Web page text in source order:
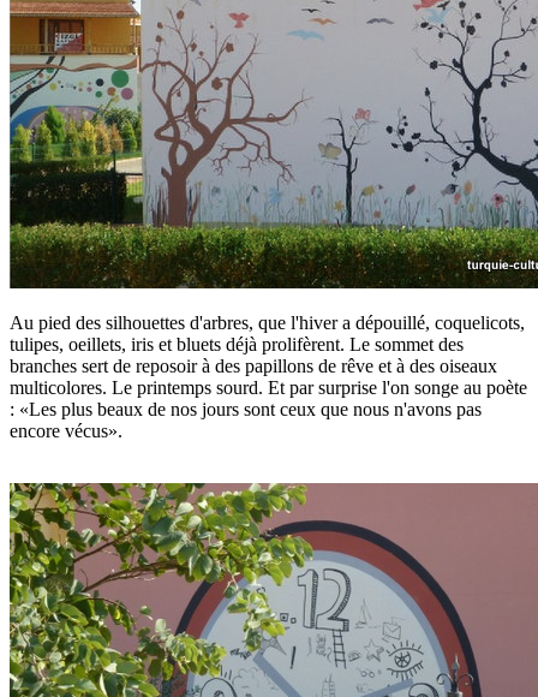
Au pied des silhouettes d'arbres, que l'hiver a dépouillé, coquelicots,
tulipes, oeillets, iris et bluets déjà prolifèrent. Le sommet des
branches sert de reposoir à des papillons de rêve et à des oiseaux
multicolores. Le printemps sourd. Et par surprise l'on songe au poète
: «Les plus beaux de nos jours sont ceux que nous n'avons pas
encore vécus».